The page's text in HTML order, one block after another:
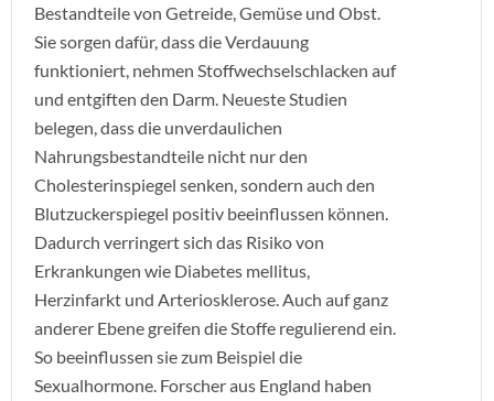
Bestandteile von Getreide, Gemüse und Obst.
Sie sorgen dafür, dass die Verdauung
funktioniert, nehmen Stoffwechselschlacken auf
und entgiften den Darm. Neueste Studien
belegen, dass die unverdaulichen
Nahrungsbestandteile nicht nur den
Cholesterinspiegel senken, sondern auch den
Blutzuckerspiegel positiv beeinflussen können.
Dadurch verringert sich das Risiko von
Erkrankungen wie Diabetes mellitus,
Herzinfarkt und Arteriosklerose. Auch auf ganz
anderer Ebene greifen die Stoffe regulierend ein.
So beeinflussen sie zum Beispiel die
Sexualhormone. Forscher aus England haben